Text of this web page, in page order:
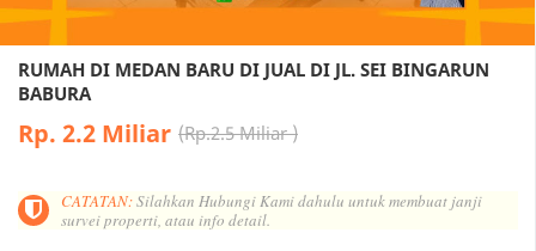
RUMAH DI MEDAN BARU DI JUAL DI JL. SEI BINGARUN
BABURA
Rp.2.5 Miliar
Rp. 2.2 Miliar
CATATAN:Silahkan Hubungi Kami dahulu untuk membuat janji
survei properti, atau info detail.